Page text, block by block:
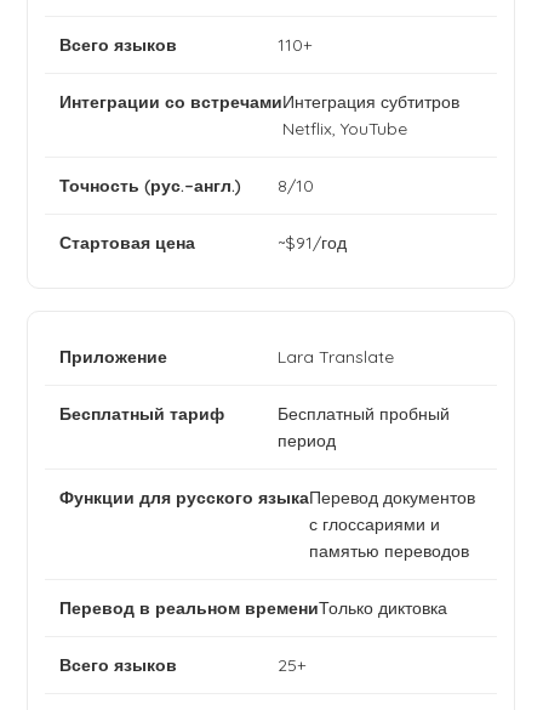
110+
Интеграция субтитров
Netflix, YouTube
8/10
~$91/год
Lara Translate
Бесплатный пробный
период
Перевод документов
с глоссариями и
памятью переводов
Только диктовка
25+